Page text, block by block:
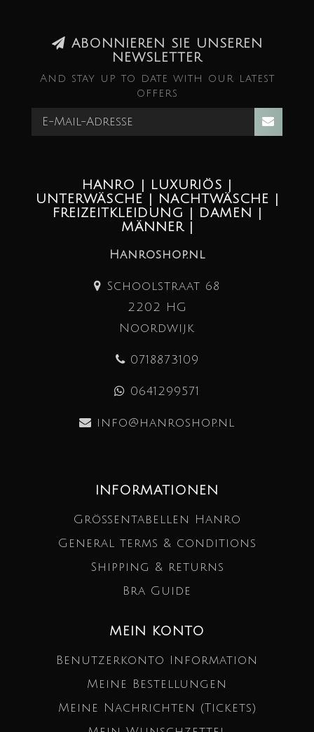
ABONNIEREN SIE UNSEREN
NEWSLETTER
And stay up to date with our latest
offers
HANRO | LUXURIÖS |
UNTERWÄSCHE | NACHTWÄSCHE |
FREIZEITKLEIDUNG | DAMEN |
MÄNNER |
Hanroshop.nl
Schoolstraat 68
2202 HG
Noordwijk
0718873109
0641299571
info@hanroshop.nl
INFORMATIONEN
Größentabellen Hanro
General terms & conditions
Shipping & returns
Bra Guide
MEIN KONTO
Benutzerkonto Information
Meine Bestellungen
Meine Nachrichten (Tickets)